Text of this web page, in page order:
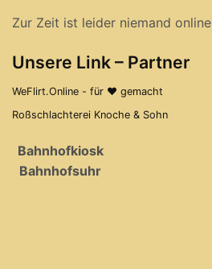
Zur Zeit ist leider niemand online
Unsere Link – Partner
WeFlirt.Online - für ♥ gemacht
Roßschlachterei Knoche & Sohn
Bahnhofkiosk
Bahnhofsuhr